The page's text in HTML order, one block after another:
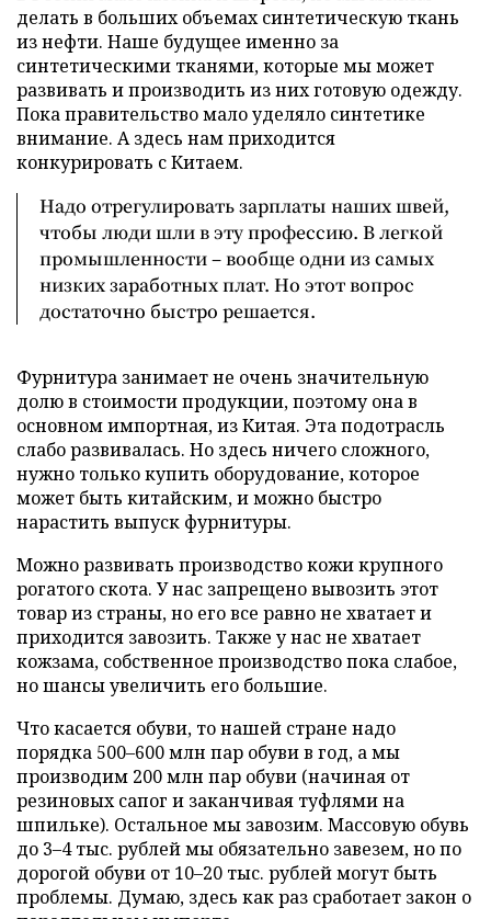
делать в больших объемах синтетическую ткань
из нефти. Наше будущее именно за
синтетическими тканями, которые мы может
развивать и производить из них готовую одежду.
Пока правительство мало уделяло синтетике
внимание. А здесь нам приходится
конкурировать с Китаем.
Надо отрегулировать зарплаты наших швей,
чтобы люди шли в эту профессию. В легкой
промышленности – вообще одни из самых
низких заработных плат. Но этот вопрос
достаточно быстро решается.
Фурнитура занимает не очень значительную
долю в стоимости продукции, поэтому она в
основном импортная, из Китая. Эта подотрасль
слабо развивалась. Но здесь ничего сложного,
нужно только купить оборудование, которое
может быть китайским, и можно быстро
нарастить выпуск фурнитуры.
Можно развивать производство кожи крупного
рогатого скота. У нас запрещено вывозить этот
товар из страны, но его все равно не хватает и
приходится завозить. Также у нас не хватает
кожзама, собственное производство пока слабое,
но шансы увеличить его большие.
Что касается обуви, то нашей стране надо
порядка 500–600 млн пар обуви в год, а мы
производим 200 млн пар обуви (начиная от
резиновых сапог и заканчивая туфлями на
шпильке). Остальное мы завозим. Массовую обувь
до 3–4 тыс. рублей мы обязательно завезем, но по
дорогой обуви от 10–20 тыс. рублей могут быть
проблемы. Думаю, здесь как раз сработает закон о